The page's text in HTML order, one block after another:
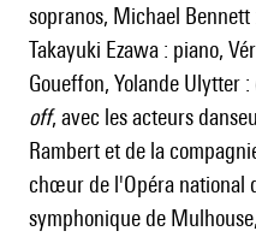
sopranos, Michael
Takayuki Ezawa : piano,
Goueffon, Yolande Ulytter
off, avec les acteurs
Rambert et de la
chœur de l'Opéra national
symphonique de